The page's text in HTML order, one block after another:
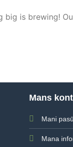
big is brewing!
Mans
Mani
Mana